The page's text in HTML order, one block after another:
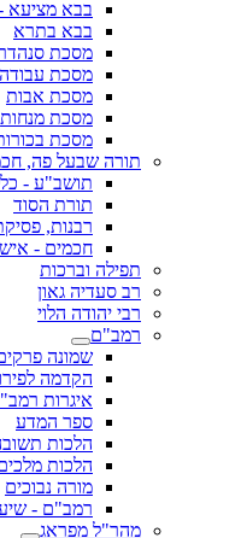
בבא מציעא
בבא בתרא
מסכת
מסכת
מסכת אבות
מסכת מנחות
מסכת
תורה שבעל פה,
תושב"ע -
תורת הסוד
רבנות,
חכמים -
תפילה וברכות
רב סעדיה גאון
רבי יהודה הלוי
רמב"ם
שמונה
הקדמה
איגרות
ספר המדע
הלכות
הלכות
מורה נבוכים
רמב"ם -
מהר"ל מפראג